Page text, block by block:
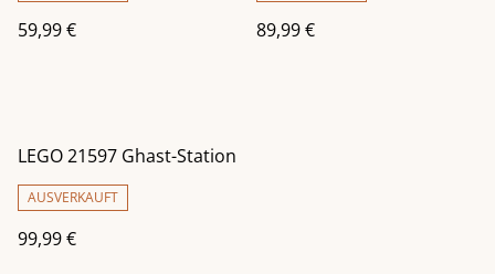
59,99 € 89,99 €
LEGO 21597 Ghast-Station
AUSVERKAUFT
99,99 €